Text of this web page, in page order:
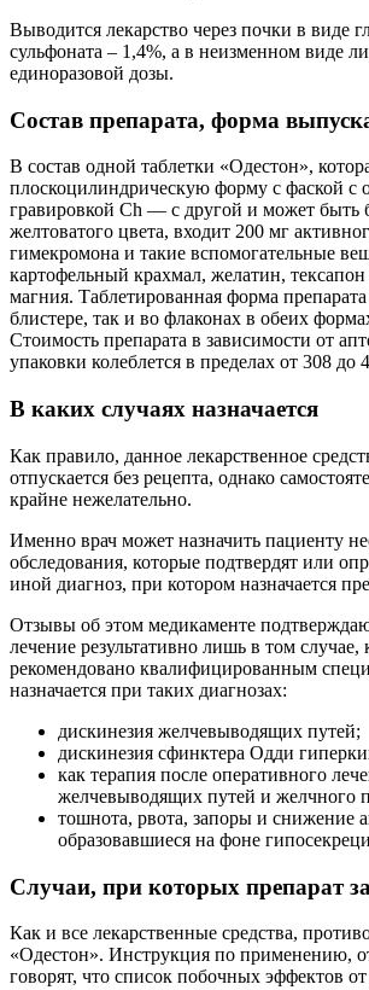
Выводится лекарство через почки в виде
сульфоната – 1,4%, а в неизменном виде
единоразовой дозы.
Состав препарата, форма
В состав одной таблетки «Одестон»,
плоскоцилиндрическую форму с фаской с
гравировкой Ch — с другой и может быть
желтоватого цвета, входит 200 мг
гимекромона и такие вспомогательные
картофельный крахмал, желатин, тексапон
магния. Таблетированная форма
блистере, так и во флаконах в обеих
Стоимость препарата в зависимости от
упаковки колеблется в пределах от 308 до
В каких случаях назначается
Как правило, данное лекарственное
отпускается без рецепта, однако
крайне нежелательно.
Именно врач может назначить пациенту
обследования, которые подтвердят или
иной диагноз, при котором назначается
Отзывы об этом медикаменте
лечение результативно лишь в том случае,
рекомендовано квалифицированным
назначается при таких диагнозах:
дискинезия желчевыводящих путей;
дискинезия сфинктера Одди
как терапия после оперативного
желчевыводящих путей и желчного
тошнота, рвота, запоры и снижение
образовавшиеся на фоне
Случаи, при которых препарат
Как и все лекарственные средства,
«Одестон». Инструкция по применению,
говорят, что список побочных эффектов